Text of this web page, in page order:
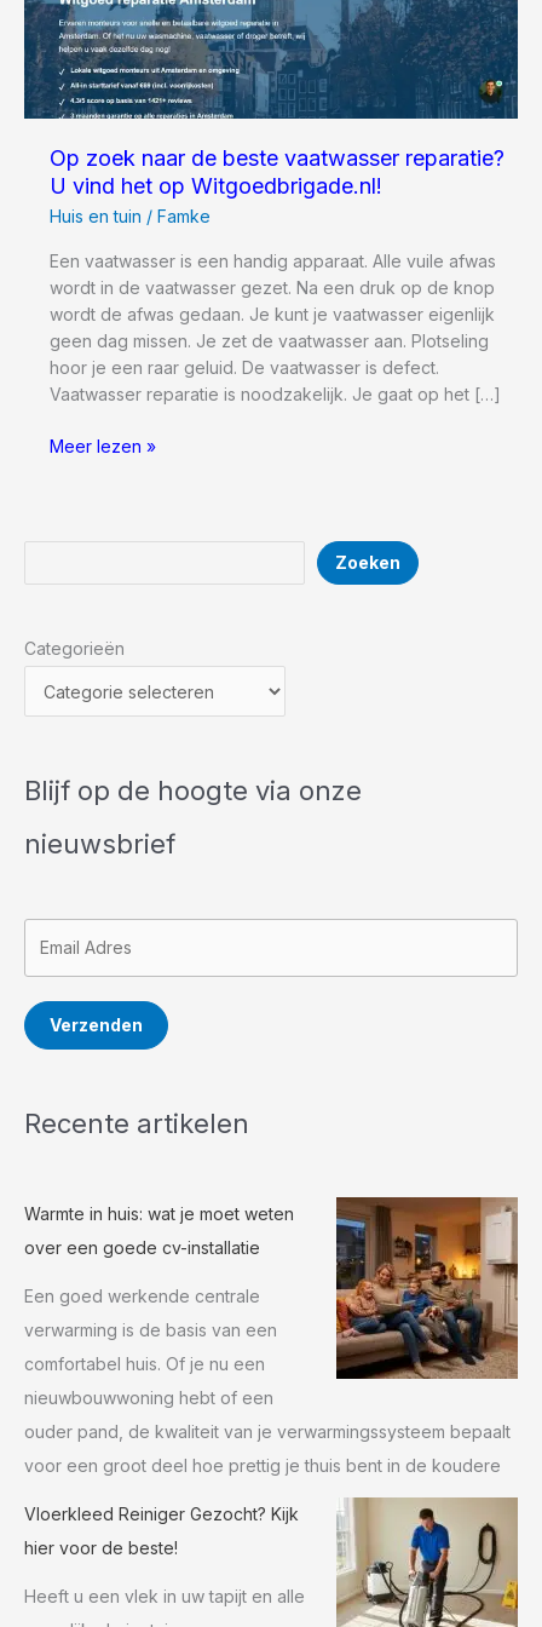
Op zoek naar de beste vaatwasser reparatie?
U vind het op Witgoedbrigade.nl!
Huis en tuin / Famke
Een vaatwasser is een handig apparaat. Alle vuile afwas
wordt in de vaatwasser gezet. Na een druk op de knop
wordt de afwas gedaan. Je kunt je vaatwasser eigenlijk
geen dag missen. Je zet de vaatwasser aan. Plotseling
hoor je een raar geluid. De vaatwasser is defect.
Vaatwasser reparatie is noodzakelijk. Je gaat op het […]
Op
vind
het
op
Meer lezen »
Zoeken
Categorieën
Blijf op de hoogte via onze
nieuwsbrief
Verzenden
Recente artikelen
Warmte in huis: wat je moet weten
over een goede cv-installatie
Een goed werkende centrale
verwarming is de basis van een
comfortabel huis. Of je nu een
nieuwbouwwoning hebt of een
ouder pand, de kwaliteit van je verwarmingssysteem bepaalt
voor een groot deel hoe prettig je thuis bent in de koudere
Vloerkleed Reiniger Gezocht? Kijk
hier voor de beste!
Heeft u een vlek in uw tapijt en alle